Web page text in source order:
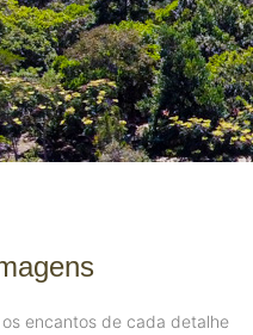
encantos de cada detalhe